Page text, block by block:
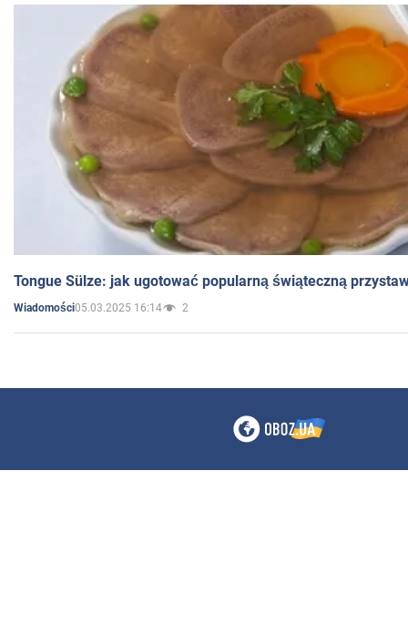
Tongue Sülze: jak ugotować popularną świąteczną
Wiadomości05.03.2025 16:14 2